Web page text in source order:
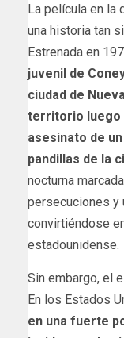
La película en la
una historia tan
Estrenada en
juvenil de
ciudad de
territorio luego
asesinato de
pandillas de la
nocturna
persecuciones y
convirtiéndose
estadounidense.
Sin embargo, el
En los Estados
en una fuerte